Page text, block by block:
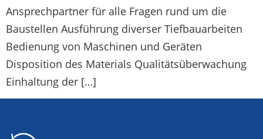
Ansprechpartner für alle Fragen rund um die
Baustellen Ausführung diverser Tiefbauarbeiten
Bedienung von Maschinen und Geräten
Disposition des Materials Qualitätsüberwachung
Einhaltung der […]